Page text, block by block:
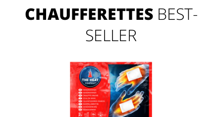
CHAUFFERETTESBEST-
SELLER